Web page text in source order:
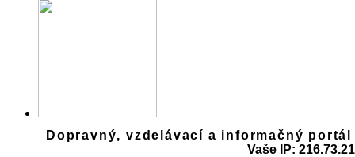
Dopravný, vzdelávací a informačný portál
Vaše IP: